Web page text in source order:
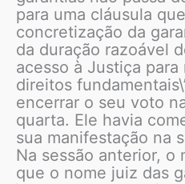
para uma cláusula
concretização da
da duração razoável
acesso à Justiça
direitos
encerrar o seu voto
quarta. Ele havia
sua manifestação na
Na sessão anterior, o
que o nome juiz das